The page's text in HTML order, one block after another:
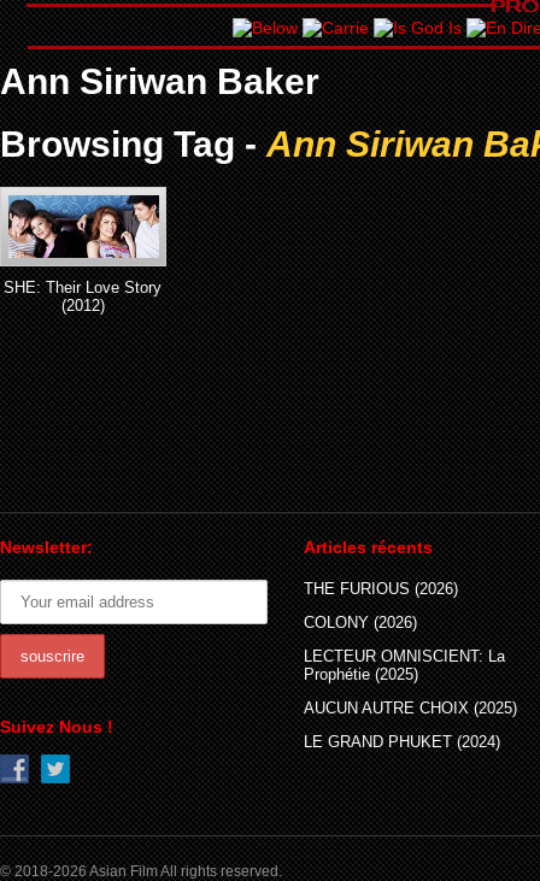
Ann Siriwan Baker
Browsing Tag -Ann Siriwan
SHE: Their Love Story
(2012)
Newsletter:
Suivez Nous !
Articles récents
THE FURIOUS (2026)
COLONY (2026)
LECTEUR OMNISCIENT: La
Prophétie (2025)
AUCUN AUTRE CHOIX (2025)
LE GRAND PHUKET (2024)
© 2018-2026 Asian Film All rights reserved.